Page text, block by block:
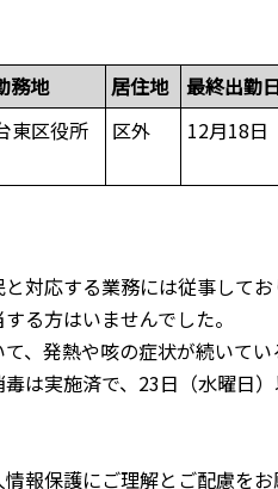
務地 居住地 最終出勤日
東区役所 区外 12月18日
対応する業務には従事してお
る方はいませんでした。
、発熱や咳の症状が続いてい
は実施済で、23日（水曜日）
報保護にご理解とご配慮をお